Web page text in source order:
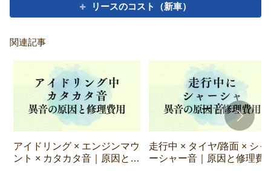
リースのコスト（新車）
関連記事
アイドリング × エンジンマウ
ント × カタカタ音｜原因と修
走行中 × タイヤ/路面 × シャ
ーシャー音｜原因と修理費